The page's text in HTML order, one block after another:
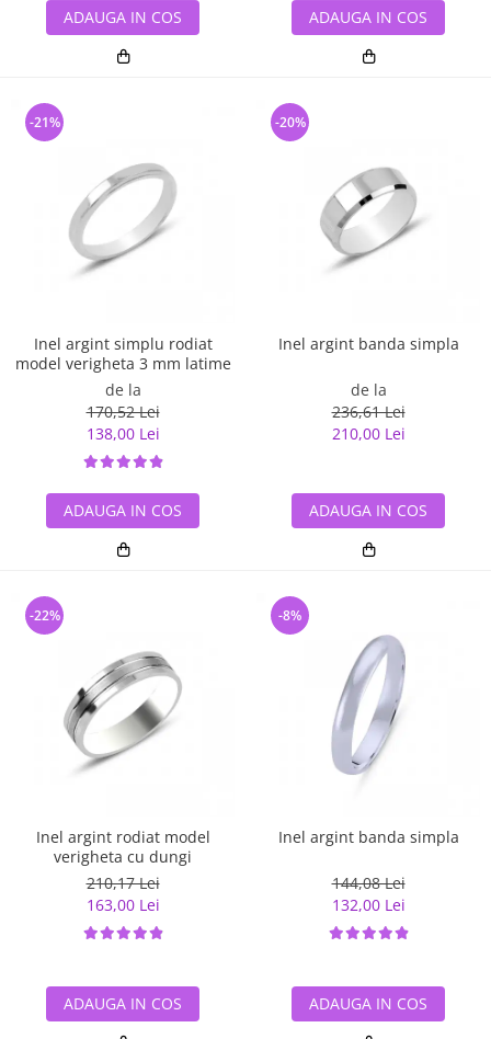
ADAUGA IN COS ADAUGA IN COS
Inel argint simplu rodiat
model verigheta 3 mm latime
de la
170,52 Lei
138,00 Lei
-21%
ADAUGA IN COS
Inel argint banda simpla
de la
236,61 Lei
210,00 Lei
-20%
ADAUGA IN COS
Inel argint rodiat model
verigheta cu dungi
210,17 Lei
163,00 Lei
-22%
ADAUGA IN COS
Inel argint banda simpla
144,08 Lei
132,00 Lei
-8%
ADAUGA IN COS